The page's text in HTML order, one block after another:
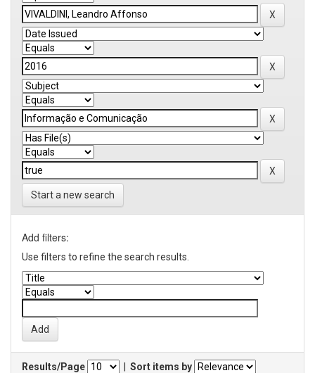
Start a new search
Add filters:
Use filters to refine the search results.
Results/Page
Sort items by